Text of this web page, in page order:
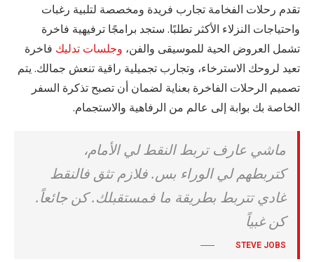
تقدم رحلات الفخامة تجارب فريدة ومخصصة لتلبية رغبات
واحتياجات النزلاء الأكثر تطلبًا. ستجد برامجًا ترفيهية فاخرة
تشمل العروض الحية للموسيقى والفن، وجلسات تدليك فاخرة
تعيد لروحك الاسترخاء، وتجارب تجميلية راقية تنعش جمالك. يتم
تصميم الرحلات الفاخرة بعناية لضمان أن تصبح تذكرة السفر
الخاصة بك بوابة إلى عالم من الرفاهية والاستجمام.
ماشي عارف تربط النقط لي الأمام،
كتربطهم لي الوراء بس. فلازم تثق فالنقط
غادي تتربط بطريقة ما فمستقبلك. كن جائعاً.
كن غبياً
STEVE JOBS